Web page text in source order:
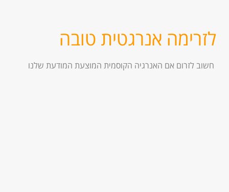
לזרימה אנרגטית טובה
חשוב לזרום אם האנרגיה הקוסמית המוצעת המודעת שלנו